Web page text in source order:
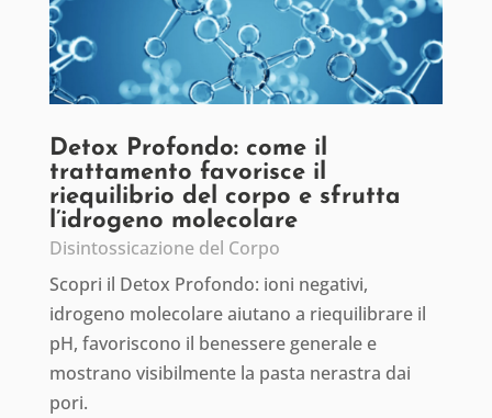
Detox Profondo: come il
trattamento favorisce il
riequilibrio del corpo e sfrutta
l’idrogeno molecolare
Disintossicazione del Corpo
Scopri il Detox Profondo: ioni negativi,
idrogeno molecolare aiutano a riequilibrare il
pH, favoriscono il benessere generale e
mostrano visibilmente la pasta nerastra dai
pori.